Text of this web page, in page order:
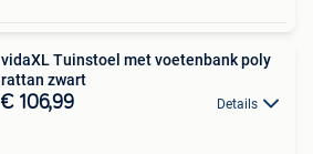
vidaXL Tuinstoel met voetenbank poly
rattan zwart
€ 106,99 Details